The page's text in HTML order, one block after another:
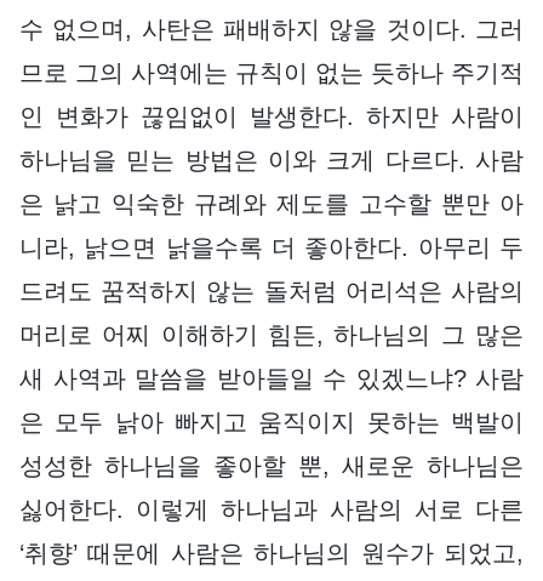
수 없으며, 사탄은 패배하지 않을 것이다. 그러
므로 그의 사역에는 규칙이 없는 듯하나 주기적
인 변화가 끊임없이 발생한다. 하지만 사람이
하나님을 믿는 방법은 이와 크게 다르다. 사람
은 낡고 익숙한 규례와 제도를 고수할 뿐만 아
니라, 낡으면 낡을수록 더 좋아한다. 아무리 두
드려도 꿈적하지 않는 돌처럼 어리석은 사람의
머리로 어찌 이해하기 힘든, 하나님의 그 많은
새 사역과 말씀을 받아들일 수 있겠느냐? 사람
은 모두 낡아 빠지고 움직이지 못하는 백발이
성성한 하나님을 좋아할 뿐, 새로운 하나님은
싫어한다. 이렇게 하나님과 사람의 서로 다른
‘취향’ 때문에 사람은 하나님의 원수가 되었고,